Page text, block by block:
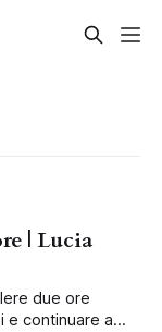
| Lucia
due ore
e continuare a